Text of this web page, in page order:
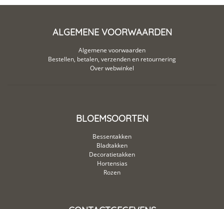
ALGEMENE VOORWAARDEN
Algemene voorwaarden
Bestellen, betalen, verzenden en retournering
Over webwinkel
BLOEMSOORTEN
Bessentakken
Bladtakken
Decoratietakken
Hortensias
Rozen